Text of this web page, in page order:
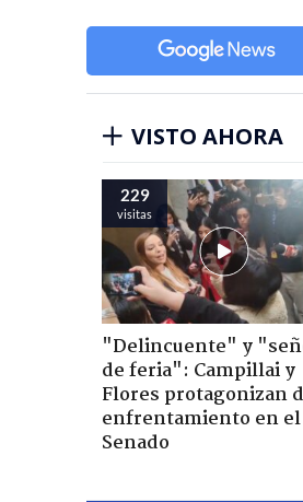
VISTO AHORA
229
visitas
"Delincuente" y
de feria": Campillai y
Flores protagonizan
enfrentamiento en el
Senado